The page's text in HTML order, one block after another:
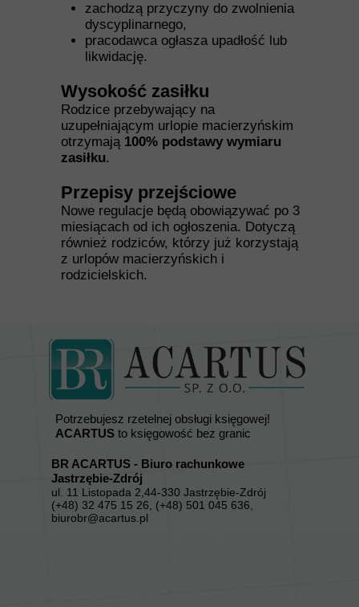
zachodzą przyczyny do zwolnienia
dyscyplinarnego,
pracodawca ogłasza upadłość lub
likwidację.
Wysokość zasiłku
Rodzice przebywający na
uzupełniającym urlopie macierzyńskim
otrzymają 100% podstawy wymiaru
zasiłku.
Przepisy przejściowe
Nowe regulacje będą obowiązywać po 3
miesiącach od ich ogłoszenia. Dotyczą
również rodziców, którzy już korzystają
z urlopów macierzyńskich i
rodzicielskich.
Potrzebujesz rzetelnej obsługi księgowej!
ACARTUS to księgowość bez granic
BR ACARTUS - Biuro rachunkowe
Jastrzębie-Zdrój
ul. 11 Listopada 2,44-330 Jastrzębie-Zdrój
(+48) 32 475 15 26, (+48) 501 045 636,
biurobr@acartus.pl